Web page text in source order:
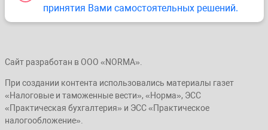
принятия Вами самостоятельных решений.
Сайт разработан в ООО «NORMA».
При создании контента использовались материалы газет
«Налоговые и таможенные вести», «Норма», ЭСС
«Практическая бухгалтерия» и ЭСС «Практическое
налогообложение».